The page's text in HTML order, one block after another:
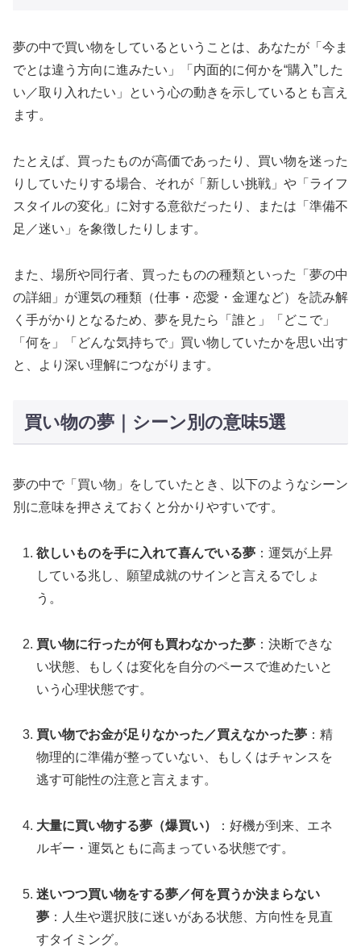
夢の中で買い物をしているということは、あなたが「今ま
でとは違う方向に進みたい」「内面的に何かを“購入”した
い／取り入れたい」という心の動きを示しているとも言え
ます。
たとえば、買ったものが高価であったり、買い物を迷った
りしていたりする場合、それが「新しい挑戦」や「ライフ
スタイルの変化」に対する意欲だったり、または「準備不
足／迷い」を象徴したりします。
また、場所や同行者、買ったものの種類といった「夢の中
の詳細」が運気の種類（仕事・恋愛・金運など）を読み解
く手がかりとなるため、夢を見たら「誰と」「どこで」
「何を」「どんな気持ちで」買い物していたかを思い出す
と、より深い理解につながります。
買い物の夢｜シーン別の意味5選
夢の中で「買い物」をしていたとき、以下のようなシーン
別に意味を押さえておくと分かりやすいです。
欲しいものを手に入れて喜んでいる夢 ：運気が上昇
している兆し、願望成就のサインと言えるでしょ
う。
買い物に行ったが何も買わなかった夢 ：決断できな
い状態、もしくは変化を自分のペースで進めたいと
いう心理状態です。
買い物でお金が足りなかった／買えなかった夢 ：精
物理的に準備が整っていない、もしくはチャンスを
逃す可能性の注意と言えます。
大量に買い物する夢（爆買い）
：好機が到来、エネ
ルギー・運気ともに高まっている状態です。
迷いつつ買い物をする夢／何を買うか決まらない
夢 ：人生や選択肢に迷いがある状態、方向性を見直
すタイミング。